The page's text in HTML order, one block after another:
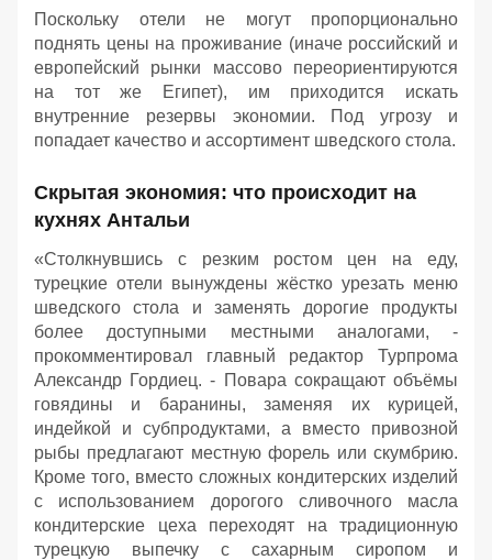
Поскольку отели не могут пропорционально
поднять цены на проживание (иначе российский и
европейский рынки массово переориентируются
на тот же Египет), им приходится искать
внутренние резервы экономии. Под угрозу и
попадает качество и ассортимент шведского стола.
Скрытая экономия: что происходит на
кухнях Антальи
«Столкнувшись с резким ростом цен на еду,
турецкие отели вынуждены жёстко урезать меню
шведского стола и заменять дорогие продукты
более доступными местными аналогами, -
прокомментировал главный редактор Турпрома
Александр Гордиец. - Повара сокращают объёмы
говядины и баранины, заменяя их курицей,
индейкой и субпродуктами, а вместо привозной
рыбы предлагают местную форель или скумбрию.
Кроме того, вместо сложных кондитерских изделий
с использованием дорогого сливочного масла
кондитерские цеха переходят на традиционную
турецкую выпечку с сахарным сиропом и